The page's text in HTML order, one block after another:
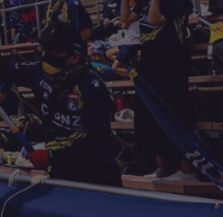
ニュース
施設紹介
店舗エリアガイド
アクセス
Thesparkについて
お問い合わせ